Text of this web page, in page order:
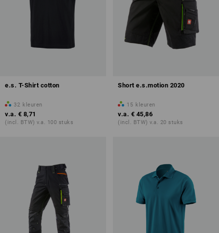
e.s. T-Shirt cotton
32 kleuren
v.a. € 8,71
(incl. BTW) v.a. 100 stuks
Short e.s.motion 2020
15 kleuren
v.a. € 45,86
(incl. BTW) v.a. 20 stuks